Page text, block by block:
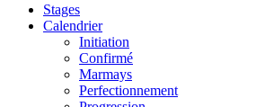
Stages
Calendrier
Initiation
Confirmé
Marmays
Perfectionnement